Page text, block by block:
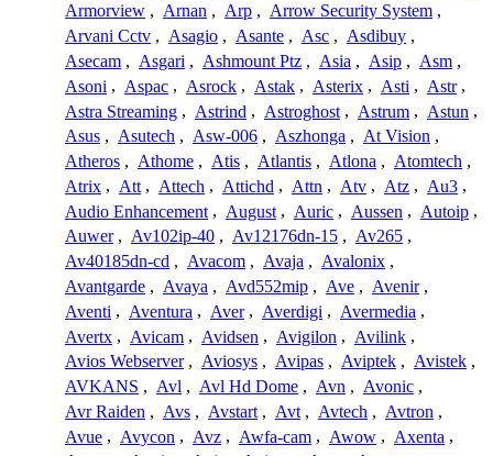
Armorview , Arnan , Arp , Arrow Security System ,
Arvani Cctv , Asagio , Asante , Asc , Asdibuy ,
Asecam , Asgari , Ashmount Ptz , Asia , Asip , Asm ,
Asoni , Aspac , Asrock , Astak , Asterix , Asti , Astr ,
Astra Streaming , Astrind , Astroghost , Astrum , Astun ,
Asus , Asutech , Asw-006 , Aszhonga , At Vision ,
Atheros , Athome , Atis , Atlantis , Atlona , Atomtech ,
Atrix , Att , Attech , Attichd , Attn , Atv , Atz , Au3 ,
Audio Enhancement , August , Auric , Aussen , Autoip ,
Auwer , Av102ip-40 , Av12176dn-15 , Av265 ,
Av40185dn-cd , Avacom , Avaja , Avalonix ,
Avantgarde , Avaya , Avd552mip , Ave , Avenir ,
Aventi , Aventura , Aver , Averdigi , Avermedia ,
Avertx , Avicam , Avidsen , Avigilon , Avilink ,
Avios Webserver , Aviosys , Avipas , Aviptek , Avistek ,
AVKANS , Avl , Avl Hd Dome , Avn , Avonic ,
Avr Raiden , Avs , Avstart , Avt , Avtech , Avtron ,
Avue , Avycon , Avz , Awfa-cam , Awow , Axenta ,